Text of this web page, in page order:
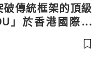
傳統框架的頂級
」於香港國際茶